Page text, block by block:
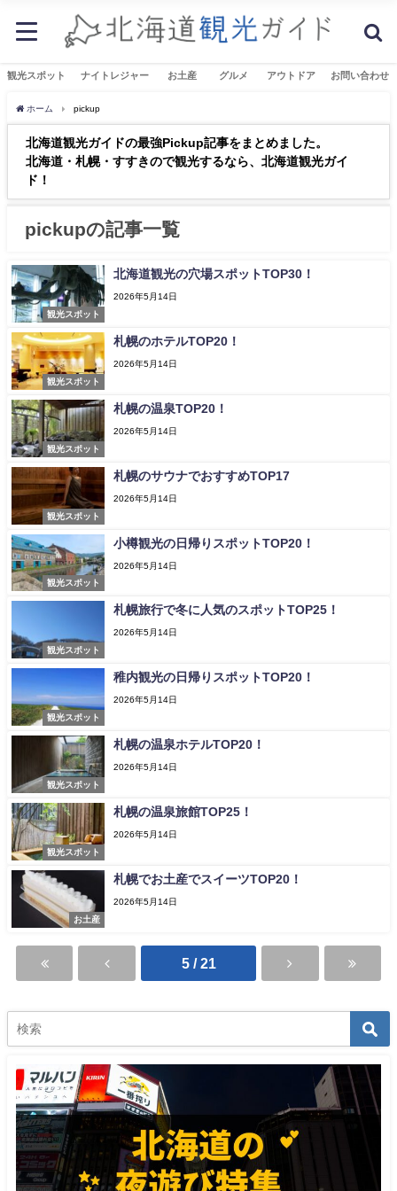
観光スポット ナイトレジャー お土産 グルメ アウトドア お問い合わせ
ホーム pickup
北海道観光ガイドの最強Pickup記事をまとめました。
北海道・札幌・すすきので観光するなら、北海道観光ガイ
ド！
pickupの記事一覧
観光スポット
北海道観光の穴場スポットTOP30！
2026年5月14日
観光スポット
札幌のホテルTOP20！
2026年5月14日
観光スポット
札幌の温泉TOP20！
2026年5月14日
観光スポット
札幌のサウナでおすすめTOP17
2026年5月14日
観光スポット
小樽観光の日帰りスポットTOP20！
2026年5月14日
観光スポット
札幌旅行で冬に人気のスポットTOP25！
2026年5月14日
観光スポット
稚内観光の日帰りスポットTOP20！
2026年5月14日
観光スポット
札幌の温泉ホテルTOP20！
2026年5月14日
観光スポット
札幌の温泉旅館TOP25！
2026年5月14日
お土産
札幌でお土産でスイーツTOP20！
2026年5月14日
5 / 21